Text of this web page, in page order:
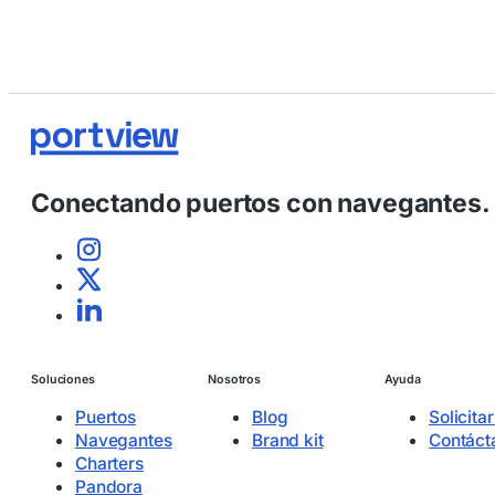
Conectando puertos con navegantes.
Soluciones
Puertos
Navegantes
Charters
Pandora
Nosotros
Blog
Brand kit
Ayuda